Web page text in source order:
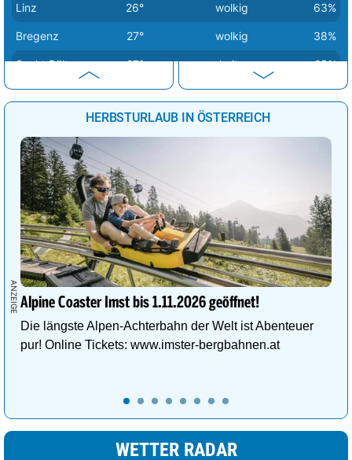
Linz 26° wolkig 63%
Bregenz 27° wolkig 38%
Sankt Pölten 27° heiter 25%
Wien 27° sonnig 3%
28° wolkig
Klagenfurt 18%
HERBSTURLAUB IN ÖSTERREICH
Alpine Coaster Imst bis 1.11.2026 geöffnet!
Die längste Alpen-Achterbahn der Welt ist Abenteuer
pur! Online Tickets: www.imster-bergbahnen.at
WETTER RADAR